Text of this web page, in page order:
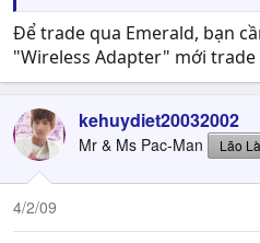
Để trade qua Emerald, bạn
"Wireless Adapter" mới trade
kehuydiet20032002
Mr & Ms Pac-Man Lão
4/2/09